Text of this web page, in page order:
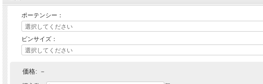
ポーテンシー：
ビンサイズ：
価格: －